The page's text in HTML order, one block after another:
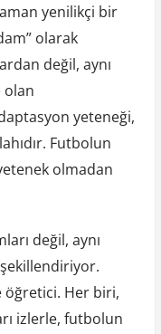
yenilikçi bir
olarak
değil, aynı
olan
yeteneği,
Futbolun
olmadan
değil, aynı
öğretici. Her biri,
izlerle, futbolun